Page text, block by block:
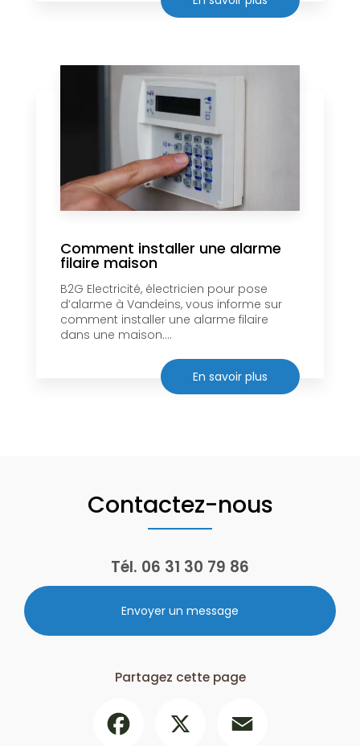
Comment installer une alarme
filaire maison
B2G Electricité, électricien pour pose
d’alarme à Vandeins, vous informe sur
comment installer une alarme filaire
dans une maison....
En savoir plus
Contactez-nous
Tél. 06 31 30 79 86
Envoyer un message
Partagez cette page